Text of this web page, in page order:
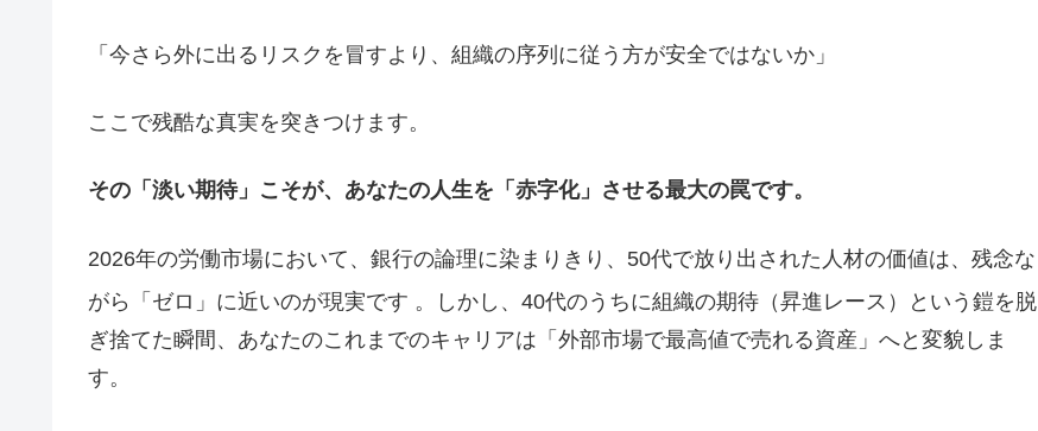
「今さら外に出るリスクを冒すより、組織の序列に従う方が安全ではないか」
ここで残酷な真実を突きつけます。
その「淡い期待」こそが、あなたの人生を「赤字化」させる最大の罠です。
2026年の労働市場において、銀行の論理に染まりきり、50代で放り出された人材の価値は、残念な
がら「ゼロ」に近いのが現実です 。しかし、40代のうちに組織の期待（昇進レース）という鎧を脱
ぎ捨てた瞬間、あなたのこれまでのキャリアは「外部市場で最高値で売れる資産」へと変貌しま
す。